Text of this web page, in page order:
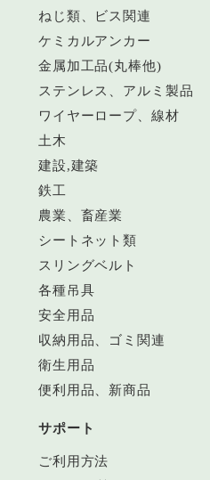
ねじ類、ビス関連
ケミカルアンカー
金属加工品(丸棒他)
ステンレス、アルミ製品
ワイヤーロープ、線材
土木
建設,建築
鉄工
農業、畜産業
シートネット類
スリングベルト
各種吊具
安全用品
収納用品、ゴミ関連
衛生用品
便利用品、新商品
サポート
ご利用方法